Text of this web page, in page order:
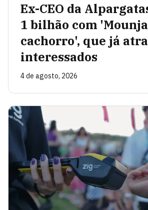
Ex-CEO da
1 bilhão com
cachorro', que já
interessados
4 de agosto, 2026